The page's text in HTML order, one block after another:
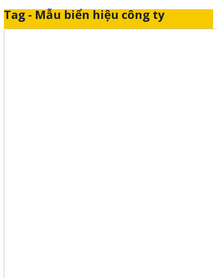
Tag - Mẫu biển hiệu công ty